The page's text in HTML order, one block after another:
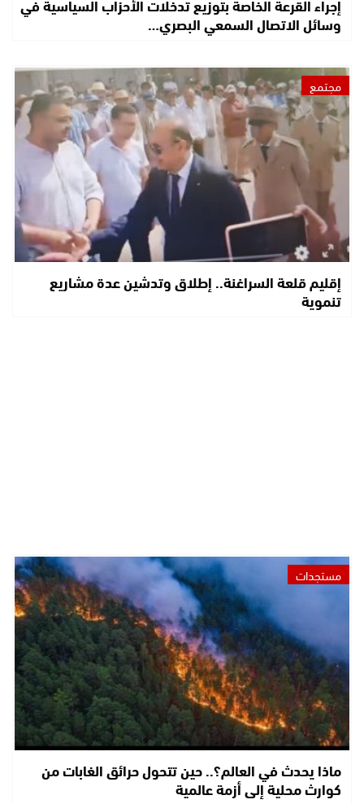
وسائل الاتصال السمعي البصري…
مجتمع
إقليم قلعة السراغنة.. إطلاق وتدشين عدة مشاريع
تنموية
مستجدات
ماذا يحدث في العالم؟.. حين تتحول حرائق الغابات من
كوارث محلية إلى أزمة عالمية